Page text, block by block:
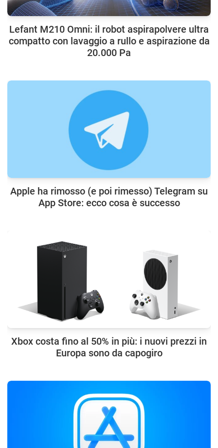
Lefant M210 Omni: il robot aspirapolvere ultra
compatto con lavaggio a rullo e aspirazione da
20.000 Pa
Apple ha rimosso (e poi rimesso) Telegram su
App Store: ecco cosa è successo
Xbox costa fino al 50% in più: i nuovi prezzi in
Europa sono da capogiro